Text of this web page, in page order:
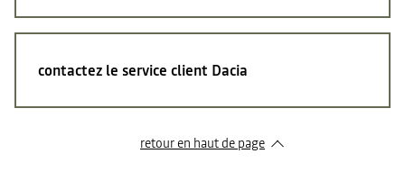
contactez le service client Dacia
retour en haut de page​